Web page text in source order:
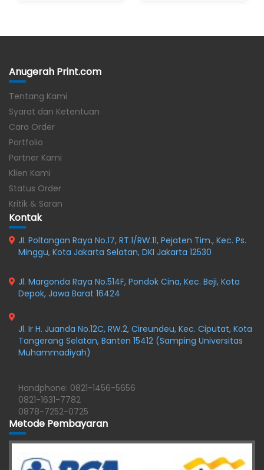
Anugerah Print.com
Tentang Kami
Syarat dan Ketentuan
Cara Order
Portfolio
Partner Kami
Klien Kami
Status Order
Kritik & Saran
Kontak
Jl. Poltangan Raya No.17, RT.1/RW.11, Pejaten Tim., Kec. Ps.
Minggu, Kota Jakarta Selatan, DKI Jakarta 12530
Jl. Margonda Raya No.514F, Pondok Cina, Kec. Beji, Kota
Depok, Jawa Barat 16424
Jl. Ir H. Juanda No.12C, RW.2, Cireundeu, Kec. Ciputat, Kota
Tangerang Selatan, Banten 15412 (Samping Universitas
Muhammadiyah)
Handphone: 0821-1456-5656
0821-1631-7782
0878-7252-0725
Metode Pembayaran